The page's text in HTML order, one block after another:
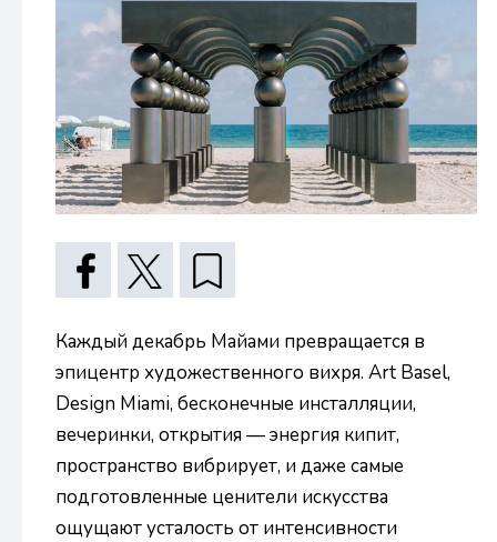
Каждый декабрь Майами превращается в
эпицентр художественного вихря. Art Basel,
Design Miami, бесконечные инсталляции,
вечеринки, открытия — энергия кипит,
пространство вибрирует, и даже самые
подготовленные ценители искусства
ощущают усталость от интенсивности